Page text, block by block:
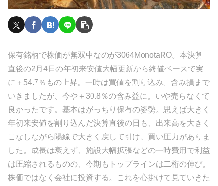
保有銘柄で株価が無双中なのが3064MonotaRO。本決算
直後の2月4日の年初来安値大幅更新から終値ベースで実
に＋54.7％もの上昇。一時は買値を割り込み、含み損まで
いきましたが、今や＋30.8％の含み益に。いや売らなくて
良かったです。基本はがっちり保有の姿勢。思えば大きく
年初来安値を割り込んだ決算直後の日も、出来高を大きく
こなしながら陽線で大きく戻して引け、買い圧力がありま
した。成長は衰えず、施設大幅拡張などの一時費用で利益
は圧縮されるものの、今期もトップラインは二桁の伸び。
株価ではなく会社に投資する。これを心掛けて見ていきた